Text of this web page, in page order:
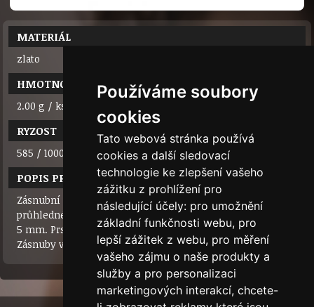
Používáme soubory
cookies
Tato webová stránka používá
cookies a další sledovací
technologie ke zlepšení vašeho
zážitku z prohlížení pro
následující účely: pro umožnění
základní funkčnosti webu, pro
lepší zážitek z webu, pro měření
vašeho zájmu o naše produkty a
služby a pro personalizaci
marketingových interakcí, chcete-
MATERIÁL
zlato
HMOTNOST
2.00 g / ks
RYZOST
585 / 1000 (14 karátů)
POPIS PRODUKTU
Zásnubní zlatý prsten se zirkonem, který je zasazen v
průhledném lůžku, aby vynikl jeho třpyt. Průměr kamene je
5 mm. Prsten je možné objednat ve žlutém i bílém zlatě.
Zásnuby v tradičním stylu.